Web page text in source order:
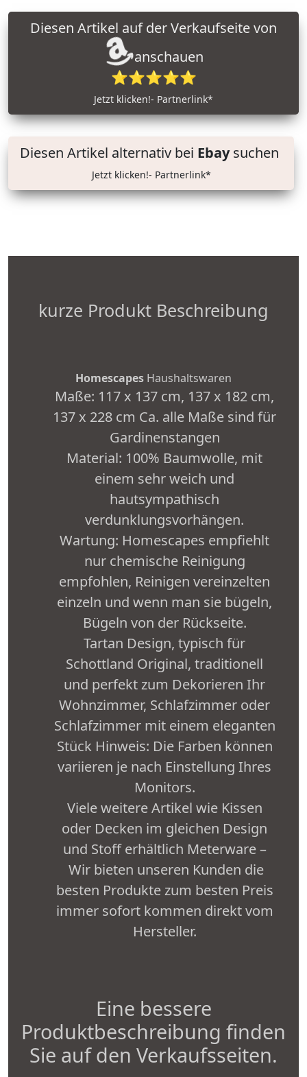
anschauen
⭐⭐⭐⭐⭐
Jetzt klicken!- Partnerlink*
Diesen Artikel alternativ bei Ebaysuchen
Jetzt klicken!- Partnerlink*
kurze Produkt Beschreibung
Homescapes Haushaltswaren
Maße: 117 x 137 cm, 137 x 182 cm,
137 x 228 cm Ca. alle Maße sind für
Gardinenstangen
Material: 100% Baumwolle, mit
einem sehr weich und
hautsympathisch
verdunklungsvorhängen.
Wartung: Homescapes empfiehlt
nur chemische Reinigung
empfohlen, Reinigen vereinzelten
einzeln und wenn man sie bügeln,
Bügeln von der Rückseite.
Tartan Design, typisch für
Schottland Original, traditionell
und perfekt zum Dekorieren Ihr
Wohnzimmer, Schlafzimmer oder
Schlafzimmer mit einem eleganten
Stück Hinweis: Die Farben können
variieren je nach Einstellung Ihres
Monitors.
Viele weitere Artikel wie Kissen
oder Decken im gleichen Design
und Stoff erhältlich Meterware –
Wir bieten unseren Kunden die
besten Produkte zum besten Preis
immer sofort kommen direkt vom
Hersteller.
Eine bessere
Produktbeschreibung finden
Sie auf den Verkaufsseiten.